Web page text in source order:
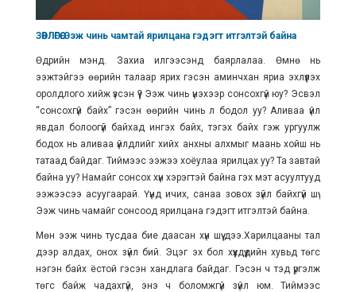
ЗӨВЛӨГӨӨ: Ээж чинь чамтай ярилцана гэдэгт итгэлтэй байна
Өдрийн мэнд. Захиа илгээсэнд баярлалаа. Өмнө нь
ээжтэйгээ өөрийн талаар ярих гэсэн аминчхан яриа эхлүүлэх
оролдлого хийж үзсэн үү? Ээж чинь үнэхээр сонсохгүй юу? Эсвэл
“сонсохгүй байх” гэсэн өөрийн чинь л бодол уу? Аливаа үйл
явдал болоогүй байхад ингэх байх, тэгэх байх гэж ургуулж
бодох нь аливаа үйлдлийг хийх анхны алхмыг маань хойш нь
татаад байдаг. Тиймээс ээжээ хоёулаа ярилцах уу? Та завтай
байна уу? Намайг сонсох хүн хэрэгтэй байна гэх мэт асуултууд
ээжээсээ асуугаарай. Үүнд ичих, санаа зовох зүйл байхгүй шүү.
Ээж чинь чамайг сонсоод ярилцана гэдэгт итгэлтэй байна.
Мөн ээж чинь тусдаа бие даасан хүн шүү дээ.Харилцааны тал
дээр алдах, онох зүйл бий. Эцэг эх бол хүүхдүүдийн хувьд төгс
нэгэн байх ёстой гэсэн хандлага байдаг. Гэсэн ч тэд үргэлж
төгс байж чадахгүй, энэ ч боломжгүй зүйл юм. Тиймээс